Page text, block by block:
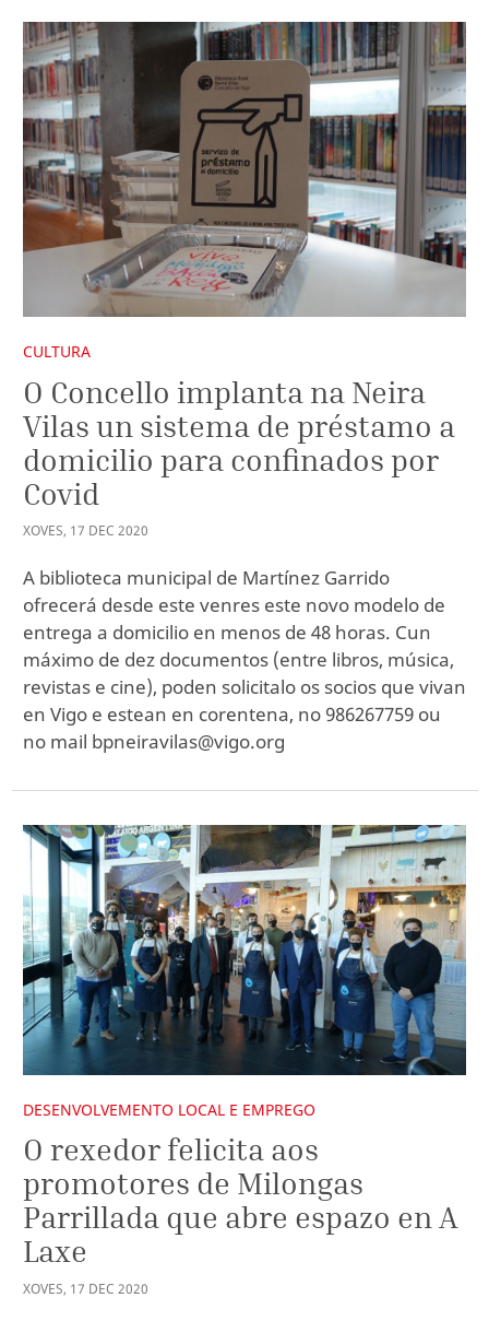
CULTURA
O Concello implanta na Neira
Vilas un sistema de préstamo a
domicilio para confinados por
Covid
XOVES, 17 DEC 2020
A biblioteca municipal de Martínez Garrido
ofrecerá desde este venres este novo modelo de
entrega a domicilio en menos de 48 horas. Cun
máximo de dez documentos (entre libros, música,
revistas e cine), poden solicitalo os socios que vivan
en Vigo e estean en corentena, no 986267759 ou
no mail bpneiravilas@vigo.org
DESENVOLVEMENTO LOCAL E EMPREGO
O rexedor felicita aos
promotores de Milongas
Parrillada que abre espazo en A
Laxe
XOVES, 17 DEC 2020